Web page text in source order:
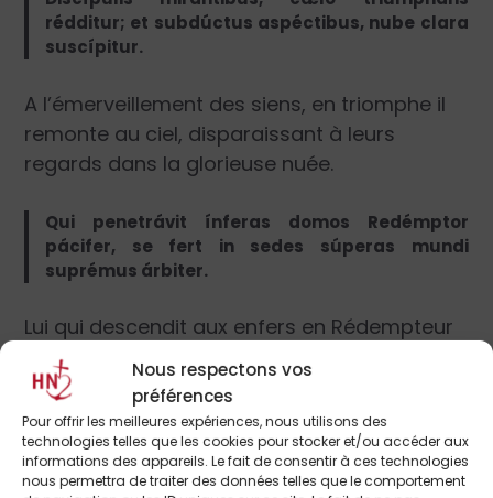
Nous respectons vos
préférences
Pour offrir les meilleures expériences, nous utilisons des
technologies telles que les cookies pour stocker et/ou accéder aux
informations des appareils. Le fait de consentir à ces technologies
nous permettra de traiter des données telles que le comportement
rédditur; et subdúctus aspéctibus, nube clara
suscípitur.
A l’émerveillement des siens, en triomphe il
remonte au ciel, disparaissant à leurs
regards dans la glorieuse nuée.
Qui penetrávit ínferas domos Redémptor
pácifer, se fert in sedes súperas mundi
suprémus árbiter.
Lui qui descendit aux enfers en Rédempteur
porteur de paix, il monte aux cieux, pour y
siéger en Juge souverain du monde.
Ab ascendénte dúcitur regnatúra captívitas :
palma victis asséritur, mórtuis immortálitas.